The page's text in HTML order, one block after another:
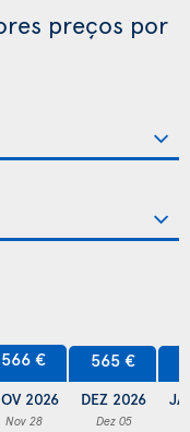
preços por
566 €
2026
Nov 28
565 €
DEZ 2026
Dez 05